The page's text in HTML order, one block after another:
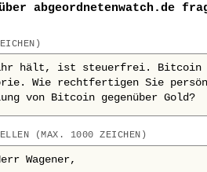
abgeordnetenwatch.de
(MAX. 1000 ZEICHEN)